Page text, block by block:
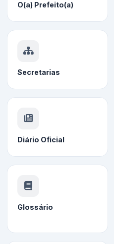
O(a) Prefeito(a)
Secretarias
Diário Oficial
Glossário